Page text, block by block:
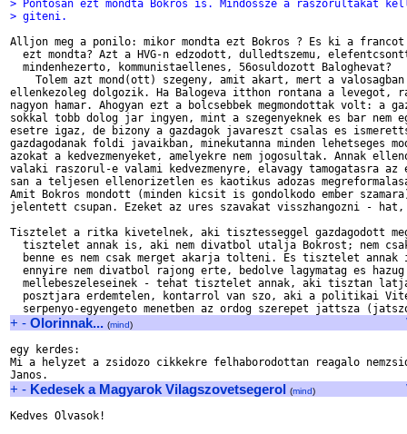
> Pontosan ezt mondta Bokros is. Mindossze a raszorultakat
> giteni.
Alljon meg a ponilo: mikor mondta ezt Bokros ? Es ki a
ezt mondta? Azt a HVG-n edzodott, dulledtszemu,
  mindenhezerto, kommunistaellenes, 56osuldozott Baloghevat?
Tolem azt mond(ott) szegeny, amit akart, mert a
ellenkezoleg dolgozik. Ha Balogeva itthon rontana a levegot,
nagyon hamar. Ahogyan ezt a bolcsebbek megmondottak volt: a
sokkal tobb dolog jar ingyen, mint a szegenyeknek es bar nem
esetre igaz, de bizony a gazdagok javareszt csalas es
gazdagodanak foldi javaikban, minekutanna minden lehetseges
azokat a kedvezmenyeket, amelyekre nem jogosultak. Annak
valaki raszorul-e valami kedvezmenyre, elavagy tamogatasra az
san a teljesen ellenorizetlen es kaotikus adozas
Amit Bokros mondott (minden kicsit is gondolkodo ember
jelentett csupan. Ezeket az ures szavakat visszhangozni -
Tisztelet a ritka kivetelnek, aki tisztesseggel gazdagodott
tisztelet annak is, aki nem divatbol utalja Bokrost; nem
benne es nem csak merget akarja tolteni. Es tisztelet annak
ennyire nem divatbol rajong erte, bedolve lagymatag es
mellebeszeleseinek - tehat tisztelet annak, aki tisztan
posztjara erdemtelen, kontarrol van szo, aki a politikai
+ - Olorinnak... (mind)
egy kerdes:
Mi a helyzet a zsidozo cikkekre felhaborodottan reagalo
+ - Kedesek a Magyarok Vilagszovetsegerol (mind)
Kedves Olvasok!